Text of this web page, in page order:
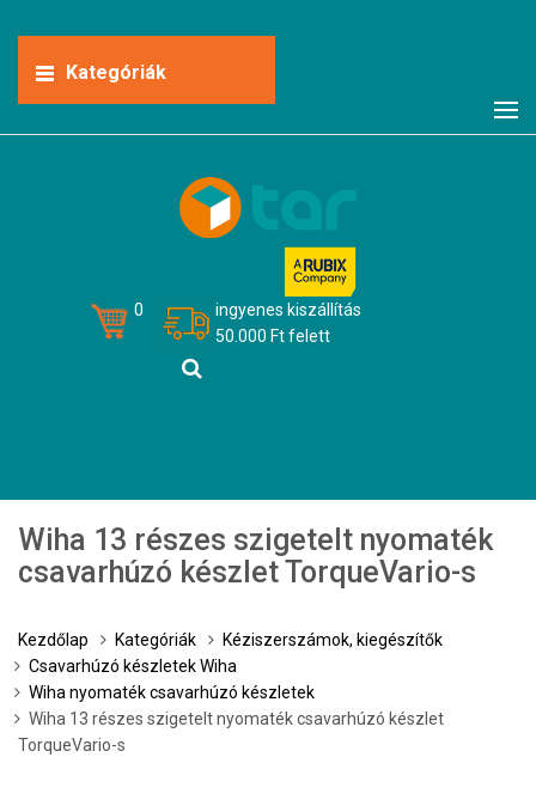
Kategóriák
0
ingyenes kiszállítás
50.000 Ft felett
Wiha 13 részes szigetelt nyomaték
csavarhúzó készlet TorqueVario-s
Kezdőlap Kategóriák
Kéziszerszámok, kiegészítők
Csavarhúzó készletek Wiha
Wiha nyomaték csavarhúzó készletek
Wiha 13 részes szigetelt nyomaték csavarhúzó készlet
TorqueVario-s